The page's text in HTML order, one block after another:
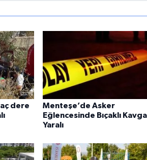
dere
Menteşe’de Asker
Eğlencesinde Bıçaklı
Yaralı